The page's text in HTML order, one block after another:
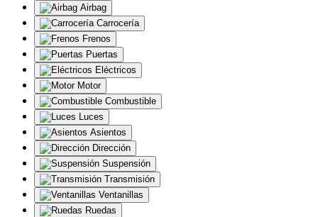
Airbag
Carrocería
Frenos
Puertas
Eléctricos
Motor
Combustible
Luces
Asientos
Dirección
Suspensión
Transmisión
Ventanillas
Ruedas